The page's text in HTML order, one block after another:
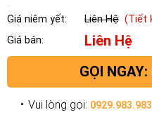
Giá niêm yết: Liên Hệ (Tiết
Giá bán:
Liên Hệ
GỌI
Vui lòng gọi: 0929.983.983